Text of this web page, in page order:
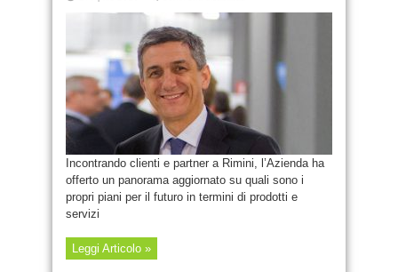
guarda
Incontrando clienti e partner a Rimini, l’Azienda ha
offerto un panorama aggiornato su quali sono i
propri piani per il futuro in termini di prodotti e
servizi
Leggi Articolo »